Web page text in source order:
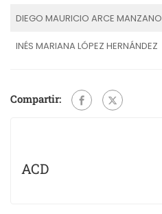
DIEGO MAURICIO ARCE MANZANO
INÉS MARIANA LÓPEZ HERNÁNDEZ
Compartir:
ACD